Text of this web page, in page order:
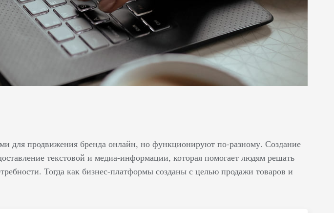
для продвижения бренда онлайн, но функционируют по-разному. Создание
текстовой и медиа-информации, которая помогает людям решать
Тогда как бизнес-платформы созданы с целью продажи товаров и